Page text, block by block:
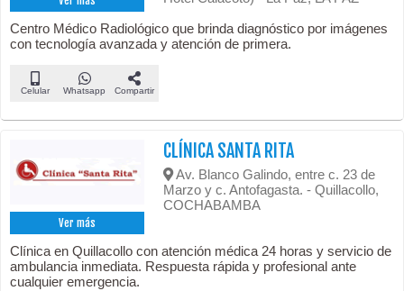
Centro Médico Radiológico que brinda diagnóstico por imágenes
con tecnología avanzada y atención de primera.
Celular Whatsapp Compartir
Ver más
CLÍNICA SANTA RITA
Av. Blanco Galindo, entre c. 23 de
Marzo y c. Antofagasta. - Quillacollo,
COCHABAMBA
Clínica en Quillacollo con atención médica 24 horas y servicio de
ambulancia inmediata. Respuesta rápida y profesional ante
cualquier emergencia.